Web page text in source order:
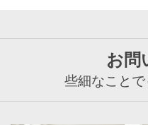
お問
些細なこと